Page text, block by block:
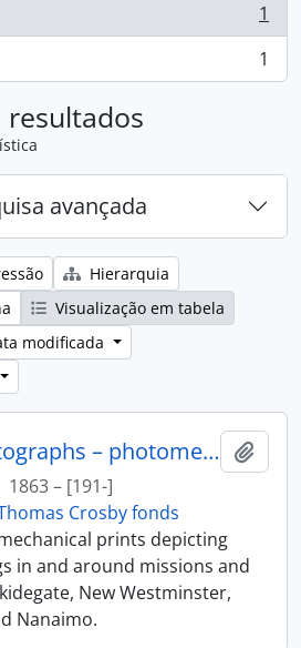
1
1
avançada
Hierarquia
Visualização em tabela
modificada
Missionary photographs – photomechanical
1863 – [191-]
Crosby fonds
prints depicting
in and around missions and
New Westminster,
Nanaimo.